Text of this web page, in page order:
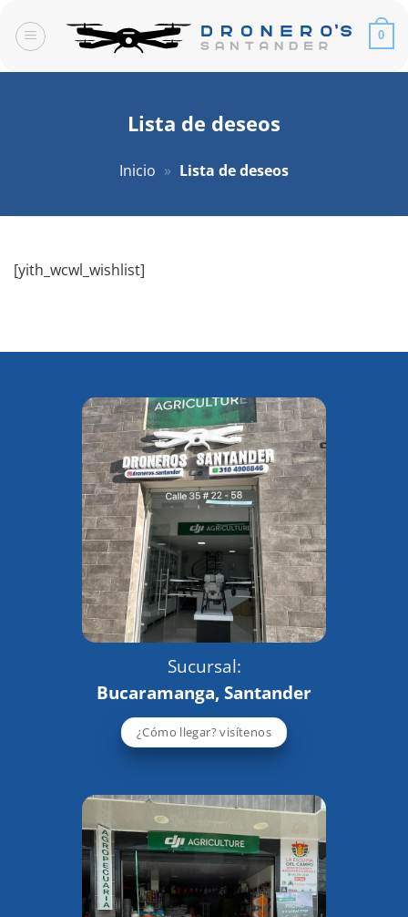
contenido
0
Lista de deseos
Inicio » Lista de deseos
[yith_wcwl_wishlist]
Sucursal:
Bucaramanga, Santander
¿Cómo llegar? visítenos